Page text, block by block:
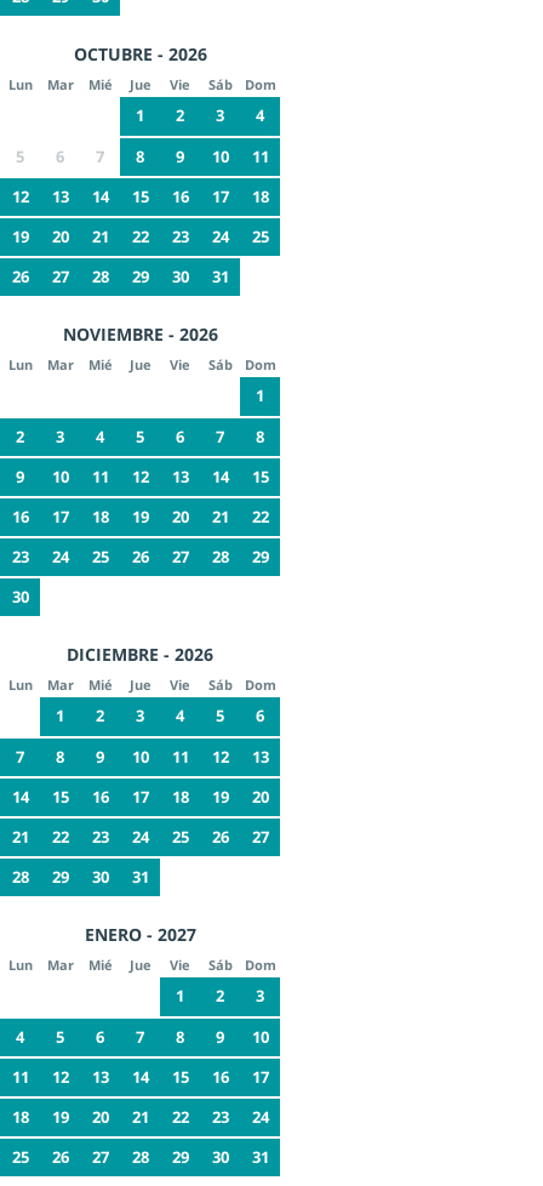
OCTUBRE - 2026
Lun Mar Mié Jue Vie Sáb Dom
1 2 3
4
5
6 7 8 9 10
11
12
13 14 15 16 17
18
19
20 21 22 23 24
25
26
27 28 29 30 31
NOVIEMBRE - 2026
Lun Mar Mié Jue Vie Sáb Dom
1
2
3 4 5 6 7
8
9
10 11 12 13 14
15
16
17 18 19 20 21
22
23
24 25 26 27 28
29
30
DICIEMBRE - 2026
Lun Mar Mié Jue Vie Sáb Dom
1 2 3 4 5
6
7
8 9 10 11 12
13
14
15 16 17 18 19
20
21
22 23 24 25 26
27
28
29 30 31
ENERO - 2027
Lun Mar Mié Jue Vie Sáb Dom
1 2
3
4
5 6 7 8 9
10
11
12 13 14 15 16
17
18
19 20 21 22 23
24
25
26 27 28 29 30 31